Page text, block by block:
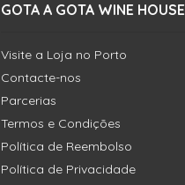
GOTA A GOTA WINE HOUSE
Visite a Loja no Porto
Contacte-nos
Parcerias
Termos e Condições
Política de Reembolso
Política de Privacidade